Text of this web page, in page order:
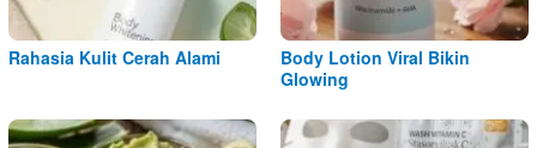
Rahasia Kulit Cerah Alami
Body Lotion Viral Bikin
Glowing